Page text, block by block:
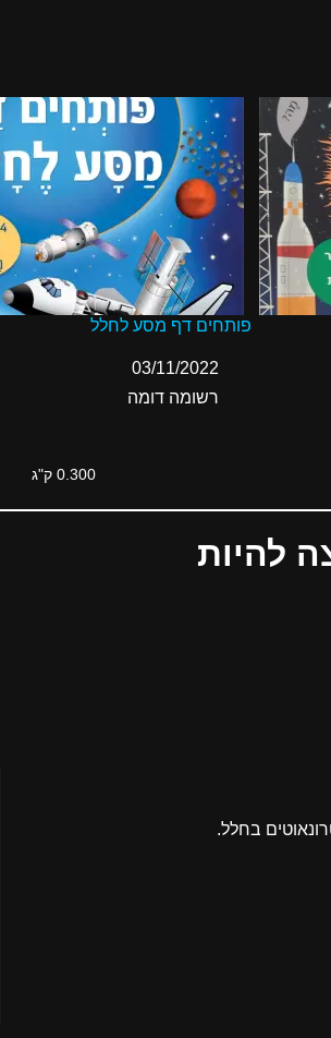
פותחים דף מסע לחלל
תאריך03/11/2022
בהקשר ל-
רשומה דומה
0.300 ק"ג
להיות
בחלל.